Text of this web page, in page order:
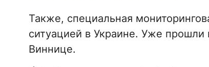
Также, специальная
ситуацией в Украине. Уже
Виннице.